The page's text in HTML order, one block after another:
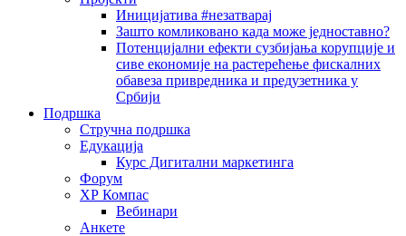
Иницијатива #незатварај
Зашто комликовано када може једноставно?
Потенцијални ефекти сузбијања корупције и
сиве економије на растерећење фискалних
обавеза привредника и предузетника у
Србији
Подршка
Стручна подршка
Едукација
Курс Дигитални маркетинга
Форум
ХР Компас
Вебинари
Анкете